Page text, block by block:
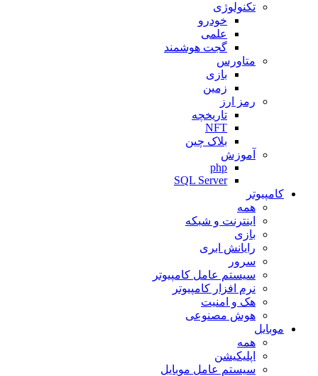
تکنولوژی
خودرو
علمی
گجت هوشمند
متاورس
بازی
زمین
رمز ارز
تاریخچه
NFT
بلاک چین
آموزش
php
SQL Server
کامپیوتر
همه
اینترنت و شبکه
بازی
رایانش ابری
سرور
سیستم عامل کامپیوتر
نرم افزار کامپیوتر
هک و امنیت
هوش مصنوعی
موبایل
همه
اپلیکیشن
سیستم عامل موبایل